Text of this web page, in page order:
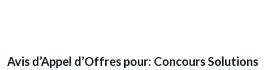
Avis d’Appel d’Offres pour: Concours Solutions